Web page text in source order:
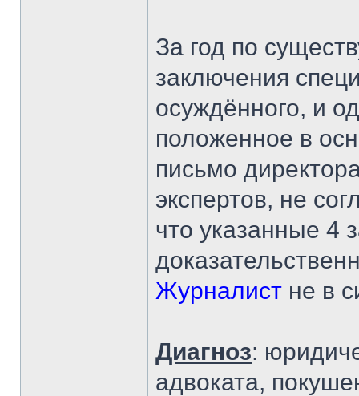
За год по
заключения
осуждённого, и
положенное в
письмо
экспертов, не
что указанные 4
Журналист не в
Диагноз:
адвоката,